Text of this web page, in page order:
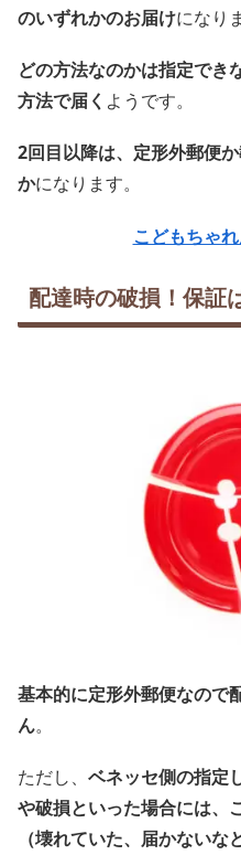
のいずれかのお届けになり
どの方法なのかは指定でき
方法で届く ようです。
2回目以降は、定形外郵便
かになります。
こどもちゃ
配達時の破損！保証
基本的に定形外郵便なので
ん。
ただし、 ベネッセ側の指定
や破損といった場合には、
（壊れていた、届かない